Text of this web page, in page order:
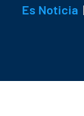
Es Noticia